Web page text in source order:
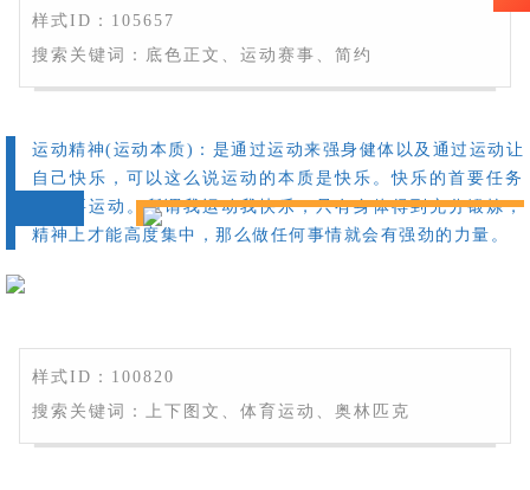
样式ID：105657
搜索关键词：底色正文、运动赛事、简约
运动精神(运动本质)：是通过运动来强身健体以及通过运动让
自己快乐，可以这么说运动的本质是快乐。快乐的首要任务
就是要运动。所谓我运动我快乐，只有身体得到充分锻炼，
精神上才能高度集中，那么做任何事情就会有强劲的力量。
样式ID：100820
搜索关键词：上下图文、体育运动、奥林匹克